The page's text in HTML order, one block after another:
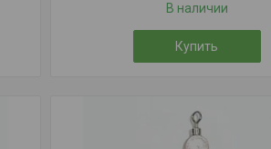
В наличии
Купить